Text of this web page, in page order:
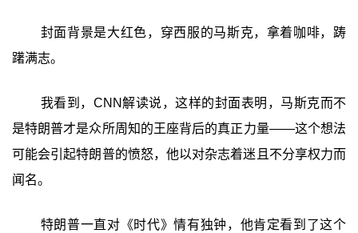
封面背景是大红色，穿西服的马斯克，拿着咖啡，踌
躇满志。
我看到，CNN解读说，这样的封面表明，马斯克而不
是特朗普才是众所周知的王座背后的真正力量——这个想法
可能会引起特朗普的愤怒，他以对杂志着迷且不分享权力而
闻名。
特朗普一直对《时代》情有独钟，他肯定看到了这个